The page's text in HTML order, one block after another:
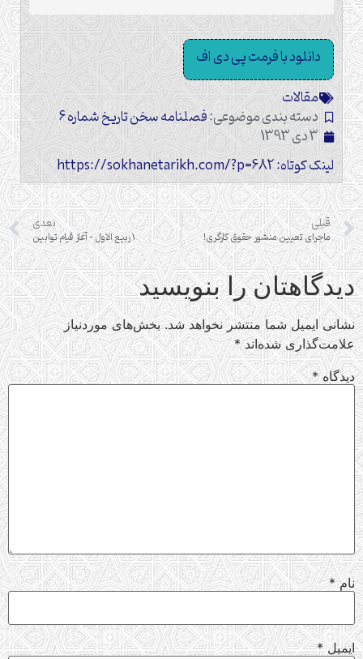
دانلود با فرمت پی دی اف
مقالات
دسته بندی موضوعی:فصلنامه سخن تاریخ شماره 6
3 دی 1393
لینک کوتاه: https://sokhanetarikh.com/?p=682
قبلی
ماجرای تعیین منشور حقوق کارگری!
بعدی
1 ربیع الاول – آغاز قیام توابین
دیدگاهتان را بنویسید
نشانی ایمیل شما منتشر نخواهد شد. بخش‌های موردنیاز
علامت‌گذاری شده‌اند*
دیدگاه*
نام*
ایمیل*